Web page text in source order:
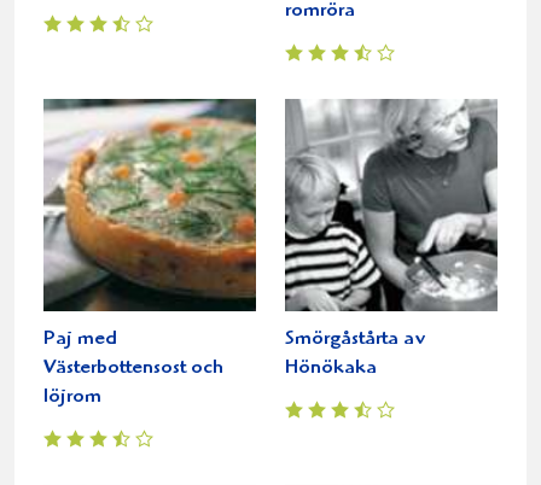
romröra
Paj med
Västerbottensost och
löjrom
Smörgåstårta av
Hönökaka